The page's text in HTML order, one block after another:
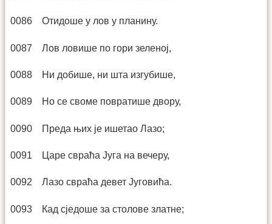
0086 Отидоше у лов у планину.
0087 Лов ловише по гори зеленој,
0088 Ни добише, ни шта изгубише,
0089 Но се своме повратише двору,
0090 Преда њих је ишетао Лазо;
0091 Царе свраћа Југа на вечеру,
0092 Лазо свраћа девет Југовића.
0093 Кад сједоше за столове златне;